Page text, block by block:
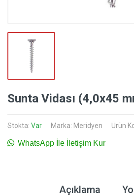
Sunta Vidası (4,0x45
Stokta: Var Marka: Meridyen Ürün
WhatsApp İle İletişim Kur
Açıklama